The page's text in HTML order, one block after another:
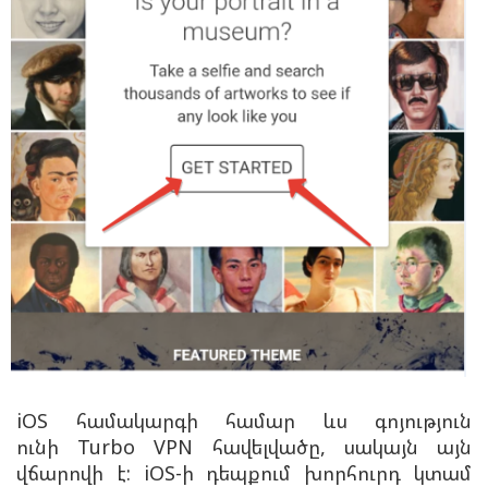
iOS համակարգի համար ևս գոյություն
ունի Turbo VPN հավելվածը, սակայն այն
վճարովի է: iOS-ի դեպքում խորհուրդ կտամ